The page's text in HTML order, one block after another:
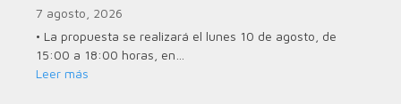
7 agosto, 2026
• La propuesta se realizará el lunes 10 de agosto, de
15:00 a 18:00 horas, en…
Leer más